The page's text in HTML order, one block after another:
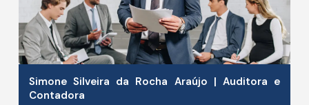
Simone Silveira da Rocha Araújo | Auditora e
Contadora